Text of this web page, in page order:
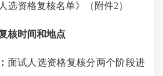
选资格复核名单》（附件2）
核时间和地点
面试人选资格复核分两个阶段进